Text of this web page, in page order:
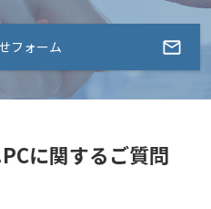
フォーム
に関するご質問